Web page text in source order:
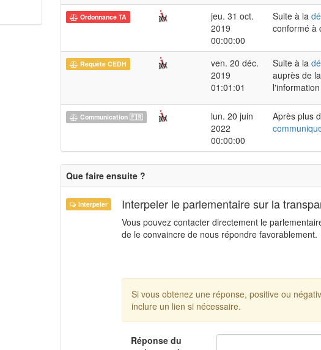
Ordonnance TA
jeu. 31 oct.
2019
00:00:00
Suite à la
conformé à
Requête CEDH
ven. 20 déc.
2019
01:01:01
Suite à la
auprès de
l'information
Communication 🇫🇷
lun. 20 juin
2022
00:00:00
Après plus
Que faire ensuite ?
Interpeler Interpeler le parlementaire sur la
Vous pouvez contacter directement le
de le convaincre de nous répondre favorablement.
Si vous obtenez une réponse, positive ou
inclure un lien si nécessaire.
Réponse du